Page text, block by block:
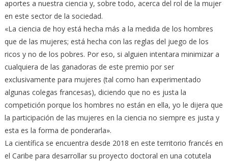
aportes a nuestra ciencia y, sobre todo, acerca del rol de la mujer
en este sector de la sociedad.
«La ciencia de hoy está hecha más a la medida de los hombres
que de las mujeres; está hecha con las reglas del juego de los
ricos y no de los pobres. Por eso, si alguien intentara minimizar a
cualquiera de las ganadoras de este premio por ser
exclusivamente para mujeres (tal como han experimentado
algunas colegas francesas), diciendo que no es justa la
competición porque los hombres no están en ella, yo le dijera que
la participación de las mujeres en la ciencia no siempre es justa y
esta es la forma de ponderarla».
La científica se encuentra desde 2018 en este territorio francés en
el Caribe para desarrollar su proyecto doctoral en una cotutela